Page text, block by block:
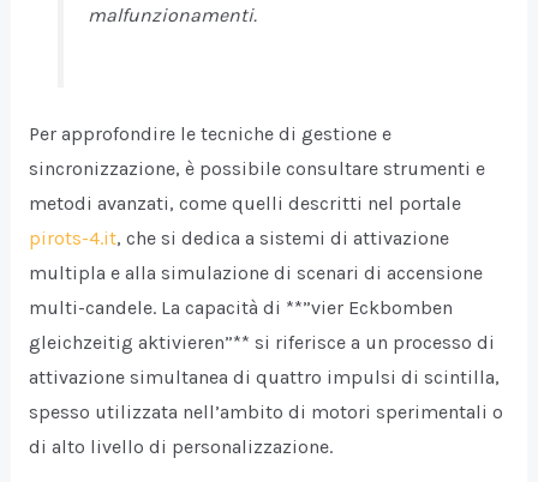
malfunzionamenti.
Per approfondire le tecniche di gestione e
sincronizzazione, è possibile consultare strumenti e
metodi avanzati, come quelli descritti nel portale
pirots-4.it, che si dedica a sistemi di attivazione
multipla e alla simulazione di scenari di accensione
multi-candele. La capacità di **”vier Eckbomben
gleichzeitig aktivieren”** si riferisce a un processo di
attivazione simultanea di quattro impulsi di scintilla,
spesso utilizzata nell’ambito di motori sperimentali o
di alto livello di personalizzazione.